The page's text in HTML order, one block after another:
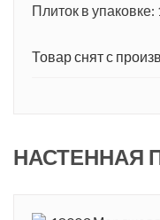
Плиток в упаковке:
Товар снят с
НАСТЕННАЯ